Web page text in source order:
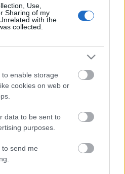
Use,
Sharing of my
with the
collected.
enable storage
cookies on web or
data to be sent to
purposes.
to send me
Mit jelent az 5. blokk új
a felülvizsgálat